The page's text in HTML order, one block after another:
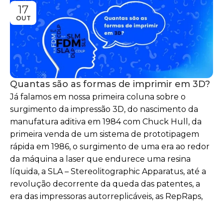
17
OUT
Quantas são as formas de imprimir em 3D?
Já falamos em nossa primeira coluna sobre o
surgimento da impressão 3D, do nascimento da
manufatura aditiva em 1984 com Chuck Hull, da
primeira venda de um sistema de prototipagem
rápida em 1986, o surgimento de uma era ao redor
da máquina a laser que endurece uma resina
líquida, a SLA – Stereolitographic Apparatus, até a
revolução decorrente da queda das patentes, a
era das impressoras autorreplicáveis, as RepRaps,